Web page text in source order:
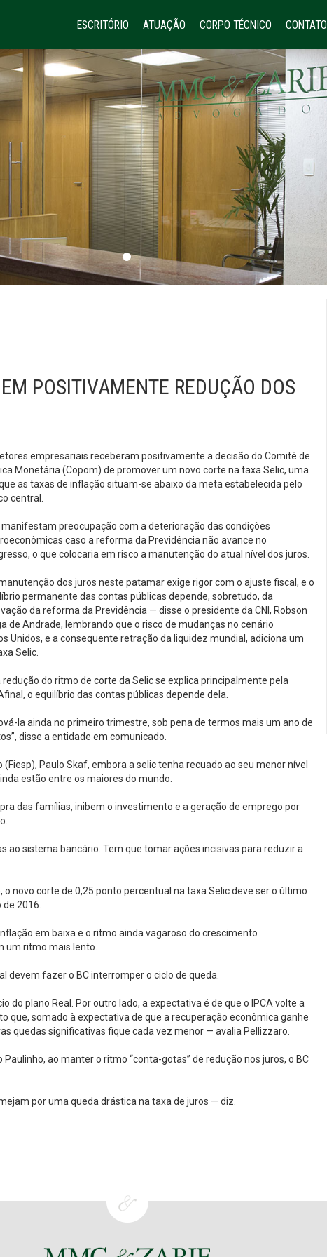
ESCRITÓRIO ATUAÇÃO CORPO TÉCNICO CONTATO
POSITIVAMENTE REDUÇÃO DOS
empresariais receberam positivamente a decisão do Comitê de
Monetária (Copom) de promover um novo corte na taxa Selic, uma
as taxas de inflação situam-se abaixo da meta estabelecida pelo
central.
manifestam preocupação com a deterioração das condições
caso a reforma da Previdência não avance no
o que colocaria em risco a manutenção do atual nível dos juros.
dos juros neste patamar exige rigor com o ajuste fiscal, e o
permanente das contas públicas depende, sobretudo, da
da reforma da Previdência — disse o presidente da CNI, Robson
de Andrade, lembrando que o risco de mudanças no cenário
Unidos, e a consequente retração da liquidez mundial, adiciona um
Selic.
do ritmo de corte da Selic se explica principalmente pela
o equilíbrio das contas públicas depende dela.
la ainda no primeiro trimestre, sob pena de termos mais um ano de
disse a entidade em comunicado.
Paulo Skaf, embora a selic tenha recuado ao seu menor nível
estão entre os maiores do mundo.
das famílias, inibem o investimento e a geração de emprego por
ao sistema bancário. Tem que tomar ações incisivas para reduzir a
novo corte de 0,25 ponto percentual na taxa Selic deve ser o último
2016.
em baixa e o ritmo ainda vagaroso do crescimento
um ritmo mais lento.
devem fazer o BC interromper o ciclo de queda.
do plano Real. Por outro lado, a expectativa é de que o IPCA volte a
que, somado à expectativa de que a recuperação econômica ganhe
quedas significativas fique cada vez menor — avalia Pellizzaro.
ao manter o ritmo “conta-gotas” de redução nos juros, o BC
por uma queda drástica na taxa de juros — diz.